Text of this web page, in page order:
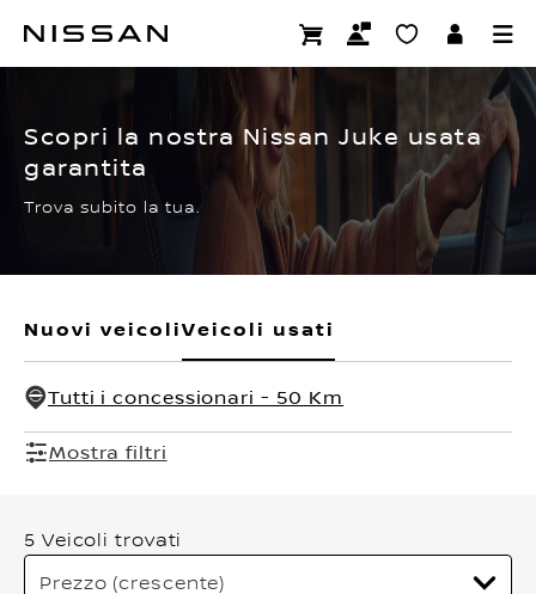
contenuti
CERTIFIED PRE
Scopri la nostra Nissan Juke usata
garantita
Trova subito la tua.
Nuovi veicoliVeicoli usati
Tutti i concessionari - 50 Km
Mostra filtri
5 Veicoli trovati